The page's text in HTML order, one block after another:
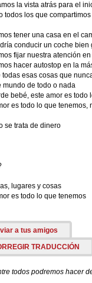
la vista atrás para el
todos los que
tener una casa en el
conducir un coche bien
fijar nuestra atención
hacer autostop en la
todas esas cosas que
mundo de todo o nada
bebé, este amor es todo
es todo lo que tenemos,
se trata de dinero
lugares y cosas
es todo lo que tenemos
a tus amigos
TRADUCCIÓN
todos podremos hacer